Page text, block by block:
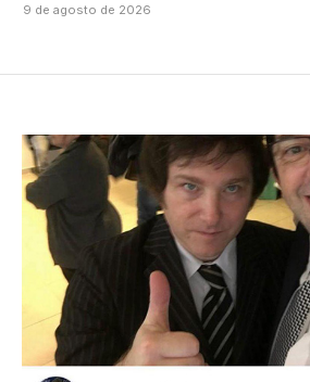
9 de agosto de 2026